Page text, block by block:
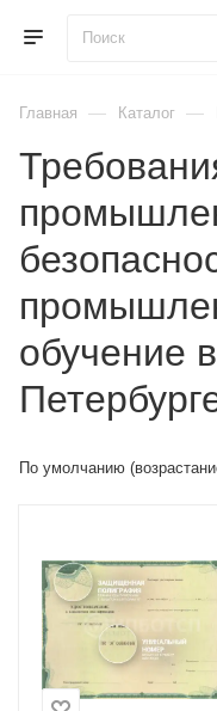
Главная — Каталог —
обучение
По умолчанию